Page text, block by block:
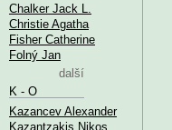
Chalker Jack L.
Christie Agatha
Fisher Catherine
Folný Jan
další
K - O
Kazancev Alexander
Kazantzakis Nikos